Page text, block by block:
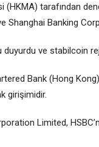
tarafından
Banking
ve stabilcoin
Bank (Hong
girişimidir.
Limited,